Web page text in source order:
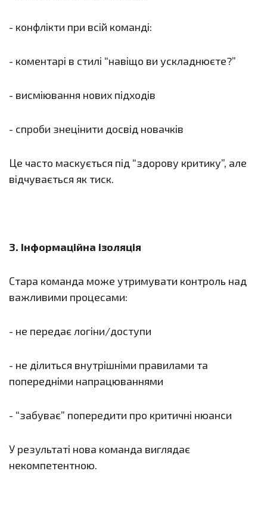
- конфлікти при всій команді:
- коментарі в стилі “навіщо ви ускладнюєте?”
- висміювання нових підходів
- спроби знецінити досвід новачків
Це часто маскується під “здорову критику”, але
відчувається як тиск.
3. Інформаційна ізоляція
Стара команда може утримувати контроль над
важливими процесами:
- не передає логіни/доступи
- не ділиться внутрішніми правилами та
попередніми напрацюваннями
- “забуває” попередити про критичні нюанси
У результаті нова команда виглядає
некомпетентною.